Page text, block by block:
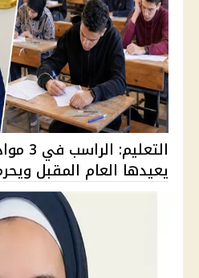
يعيدها العام المقبل